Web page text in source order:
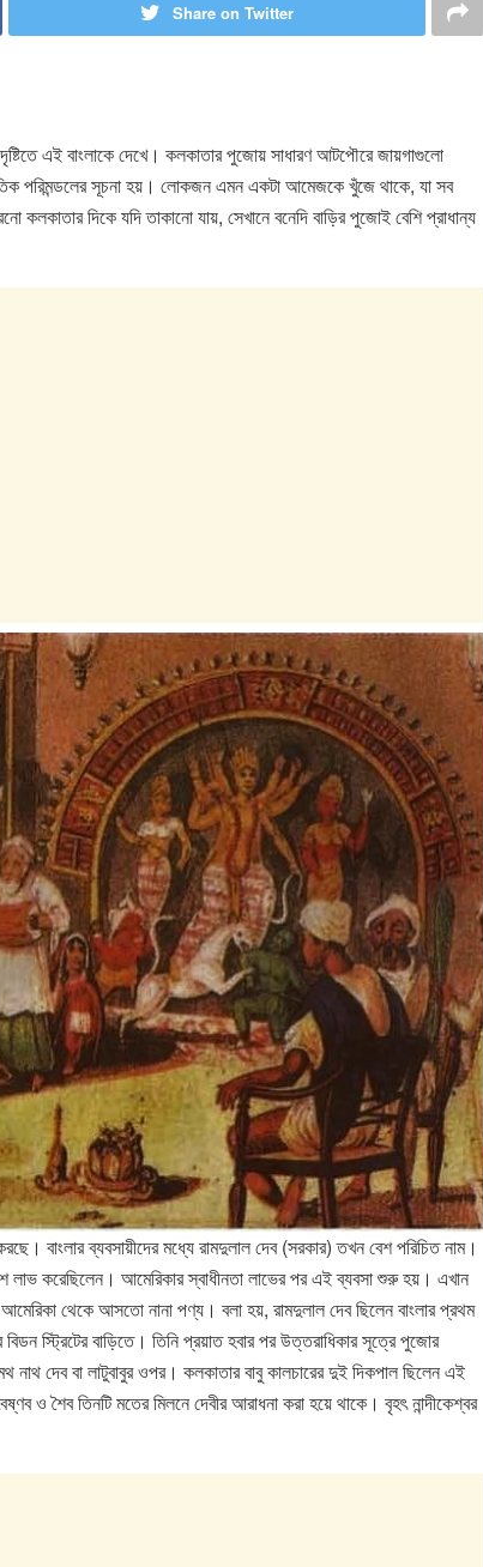
Share on Twitter
এই বাংলাকে দেখে। কলকাতার পুজোয় সাধারণ আটপৌরে জায়গাগুলো
পরিমন্ডলের সূচনা হয়। লোকজন এমন একটা আমেজকে খুঁজে থাকে, যা সব
দিকে যদি তাকানো যায়, সেখানে বনেদি বাড়ির পুজোই বেশি প্রাধান্য
বাংলার ব্যবসায়ীদের মধ্যে রামদুলাল দেব (সরকার) তখন বেশ পরিচিত নাম।
যশ লাভ করেছিলেন। আমেরিকার স্বাধীনতা লাভের পর এই ব্যবসা শুরু হয়। এখান
থেকে আসতো নানা পণ্য। বলা হয়, রামদুলাল দেব ছিলেন বাংলার প্রথম
স্ট্রিটের বাড়িতে। তিনি প্রয়াত হবার পর উত্তরাধিকার সূত্রে পুজোর
দেব বা লাটুবাবুর ওপর। কলকাতার বাবু কালচারের দুই দিকপাল ছিলেন এই
শৈব তিনটি মতের মিলনে দেবীর আরাধনা করা হয়ে থাকে। বৃহৎ নান্দীকেশ্বর